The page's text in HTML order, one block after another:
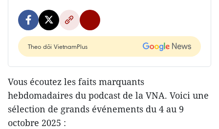
Theo dõi VietnamPlus
Vous écoutez les faits marquants
hebdomadaires du podcast de la VNA. Voici une
sélection de grands événements du 4 au 9
octobre 2025 :